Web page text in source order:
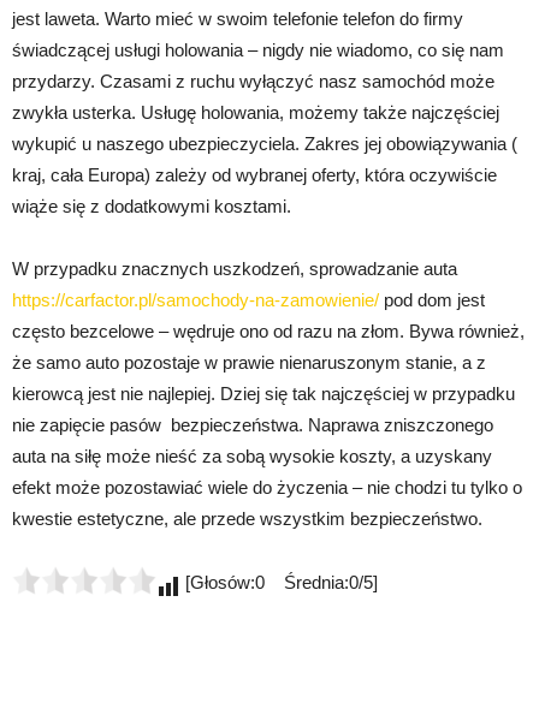
jest laweta. Warto mieć w swoim telefonie telefon do firmy
świadczącej usługi holowania – nigdy nie wiadomo, co się nam
przydarzy. Czasami z ruchu wyłączyć nasz samochód może
zwykła usterka. Usługę holowania, możemy także najczęściej
wykupić u naszego ubezpieczyciela. Zakres jej obowiązywania (
kraj, cała Europa) zależy od wybranej oferty, która oczywiście
wiąże się z dodatkowymi kosztami.
W przypadku znacznych uszkodzeń, sprowadzanie auta
https://carfactor.pl/samochody-na-zamowienie/ pod dom jest
często bezcelowe – wędruje ono od razu na złom. Bywa również,
że samo auto pozostaje w prawie nienaruszonym stanie, a z
kierowcą jest nie najlepiej. Dziej się tak najczęściej w przypadku
nie zapięcie pasów bezpieczeństwa. Naprawa zniszczonego
auta na siłę może nieść za sobą wysokie koszty, a uzyskany
efekt może pozostawiać wiele do życzenia – nie chodzi tu tylko o
kwestie estetyczne, ale przede wszystkim bezpieczeństwo.
[Głosów:0 Średnia:0/5]